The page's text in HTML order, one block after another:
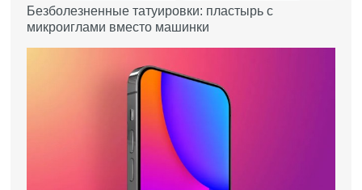
Безболезненные татуировки: пластырь с
микроиглами вместо машинки